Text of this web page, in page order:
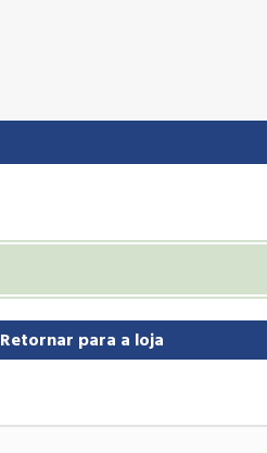
Retornar para a loja